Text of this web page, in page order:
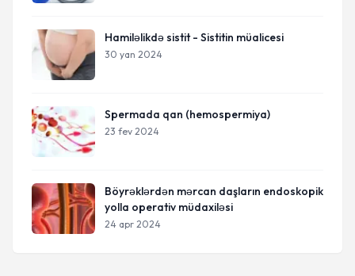
Hamiləlikdə sistit - Sistitin müalicesi
30 yan 2024
Spermada qan (hemospermiya)
23 fev 2024
Böyrəklərdən mərcan daşların endoskopik
yolla operativ müdaxiləsi
24 apr 2024